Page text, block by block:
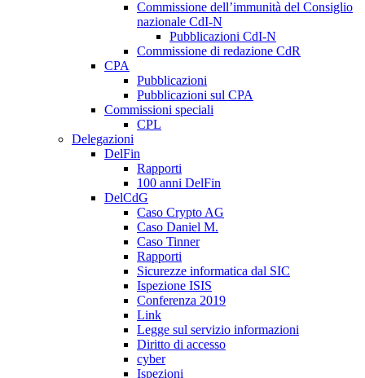
Commissione dell’immunità del Consiglio
nazionale CdI-N
Pubblicazioni CdI-N
Commissione di redazione CdR
CPA
Pubblicazioni
Pubblicazioni sul CPA
Commissioni speciali
CPL
Delegazioni
DelFin
Rapporti
100 anni DelFin
DelCdG
Caso Crypto AG
Caso Daniel M.
Caso Tinner
Rapporti
Sicurezze informatica dal SIC
Ispezione ISIS
Conferenza 2019
Link
Legge sul servizio informazioni
Diritto di accesso
cyber
Ispezioni